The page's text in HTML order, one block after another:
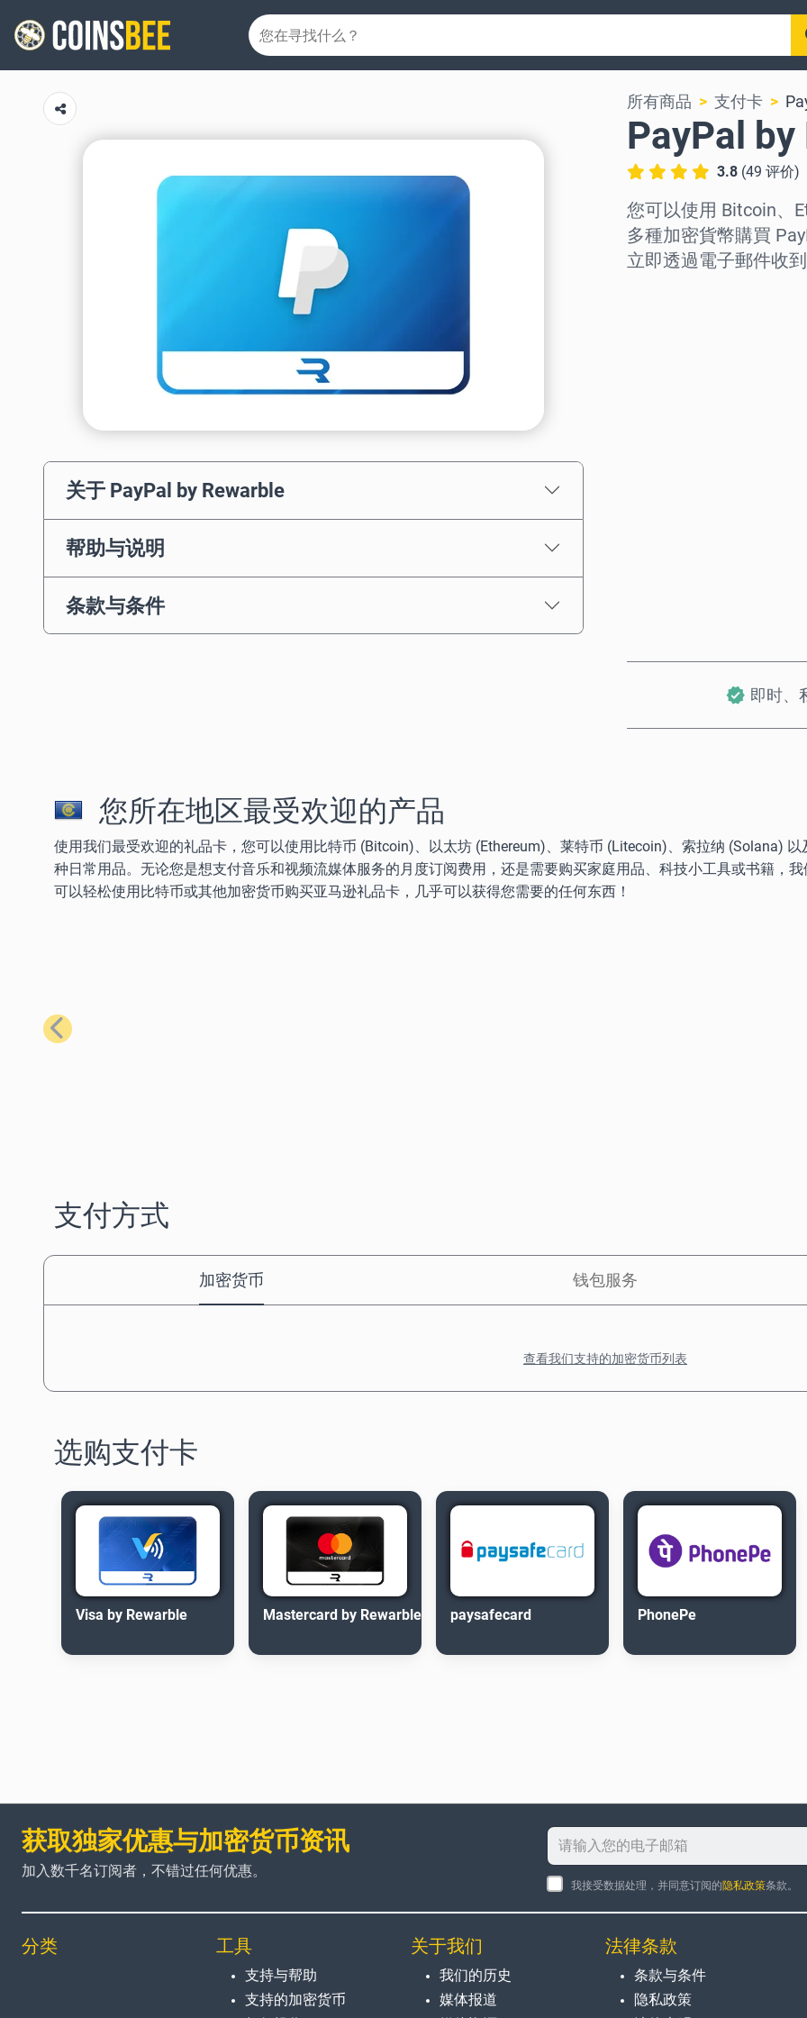
关于 PayPal by Rewarble
帮助与说明
条款与条件
所有商品 支付卡
PayPal
3.8 (49 评价)
您可以使用 Bitcoin、
多種加密貨幣購買
立即透過電子郵件收
即时、
您所在地区最受欢迎的产品
使用我们最受欢迎的礼品卡，您可以使用比特币 (Bitcoin)、以太坊 (Ethereum)、莱特币 (Litecoin)、索拉纳 (Solana)
种日常用品。无论您是想支付音乐和视频流媒体服务的月度订阅费用，还是需要购买家庭用品、科技小工具或书籍，
可以轻松使用比特币或其他加密货币购买亚马逊礼品卡，几乎可以获得您需要的任何东西！
上一步
支付方式
加密货币 钱包服务
查看我们支持的加密货币列表
选购支付卡
Visa by Rewarble Mastercard by Rewarble paysafecard PhonePe
获取独家优惠与加密货币资讯
加入数千名订阅者，不错过任何优惠。
我接受数据处理，并同意订阅的隐私政策条款。
分类 工具
支持与帮助
支持的加密货币
关于我们
我们的历史
媒体报道
法律条款
条款与条件
隐私政策